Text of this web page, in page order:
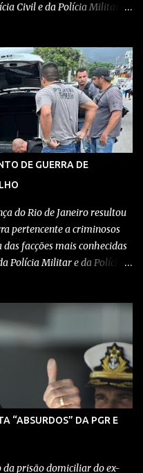
Civil e da Polícia Militar,
região. Confira detalhes no
O Brasil e a pandemia de
jornalistas e
sobre os absurdos
19, como tiranias,
fraudes e muito
nos grupos de
clicando aqui , para
DE GUERRA DE
do Rio de Janeiro resultou
pertencente a criminosos
facções mais conhecidas
Polícia Militar e da Polícia
próprias forças de
aqui para ter acesso
escrito por juristas,
da saúde conservadores
a pandemia de Covid-19,
atos de corrupção,
fraudes e muito
nos grupos de
clicando aqui , para
“ABSURDOS” DA PGR E
prisão domiciliar do ex-